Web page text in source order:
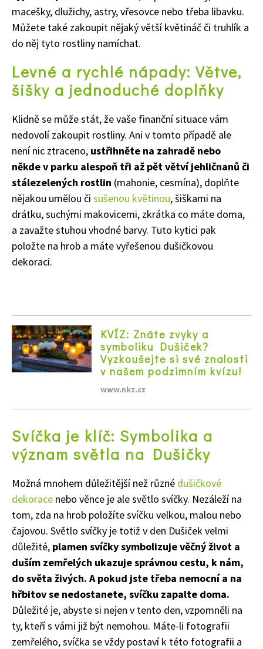
Naše krásná zahrada
macešky, dlužichy, astry, vřesovce nebo třeba libavku.
Můžete také zakoupit nějaký větší květináč či truhlík a
do něj tyto rostliny namíchat.
Levné a rychlé nápady: Větve,
šišky a jednoduché doplňky
Klidně se může stát, že vaše finanční situace vám
nedovolí zakoupit rostliny. Ani v tomto případě ale
není nic ztraceno, ustřihněte na zahradě nebo
někde v parku alespoň tři až pět větví jehličnanů či
stálezelených rostlin (mahonie, cesmína), doplňte
nějakou umělou či sušenou květinou, šiškami na
drátku, suchými makovicemi, zkrátka co máte doma,
a zavažte stuhou vhodné barvy. Tuto kytici pak
položte na hrob a máte vyřešenou dušičkovou
dekoraci.
KVÍZ: Znáte zvyky a
symboliku Dušiček?
Vyzkoušejte si své znalosti
v našem podzimním kvízu!
www.nkz.cz
Svíčka je klíč: Symbolika a
význam světla na Dušičky
Možná mnohem důležitější než různé dušičkové
dekorace nebo věnce je ale světlo svíčky. Nezáleží na
tom, zda na hrob položíte svíčku velkou, malou nebo
čajovou. Světlo svíčky je totiž v den Dušiček velmi
důležité, plamen svíčky symbolizuje věčný život a
duším zemřelých ukazuje správnou cestu, k nám,
do světa živých. A pokud jste třeba nemocní a na
hřbitov se nedostanete, svíčku zapalte doma.
Důležité je, abyste si nejen v tento den, vzpomněli na
ty, kteří s vámi již být nemohou. Máte-li fotografii
zemřelého, svíčka se vždy postaví k této fotografii a